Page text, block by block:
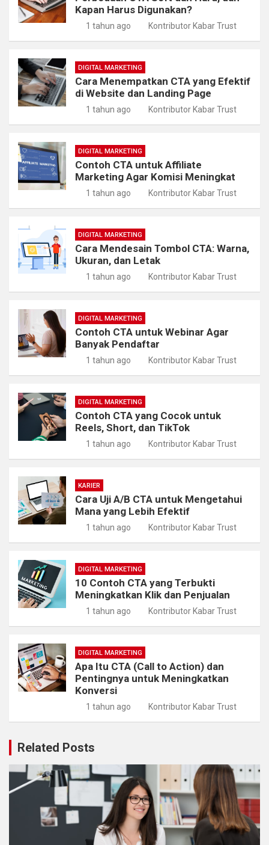
Kapan Harus Digunakan?
1 tahun ago Kontributor Kabar Trust
DIGITAL MARKETING
Cara Menempatkan CTA yang Efektif
di Website dan Landing Page
1 tahun ago Kontributor Kabar Trust
DIGITAL MARKETING
Contoh CTA untuk Affiliate
Marketing Agar Komisi Meningkat
1 tahun ago Kontributor Kabar Trust
DIGITAL MARKETING
Cara Mendesain Tombol CTA: Warna,
Ukuran, dan Letak
1 tahun ago Kontributor Kabar Trust
DIGITAL MARKETING
Contoh CTA untuk Webinar Agar
Banyak Pendaftar
1 tahun ago Kontributor Kabar Trust
DIGITAL MARKETING
Contoh CTA yang Cocok untuk
Reels, Short, dan TikTok
1 tahun ago Kontributor Kabar Trust
KARIER
Cara Uji A/B CTA untuk Mengetahui
Mana yang Lebih Efektif
1 tahun ago Kontributor Kabar Trust
DIGITAL MARKETING
10 Contoh CTA yang Terbukti
Meningkatkan Klik dan Penjualan
1 tahun ago Kontributor Kabar Trust
DIGITAL MARKETING
Apa Itu CTA (Call to Action) dan
Pentingnya untuk Meningkatkan
Konversi
1 tahun ago Kontributor Kabar Trust
Related Posts